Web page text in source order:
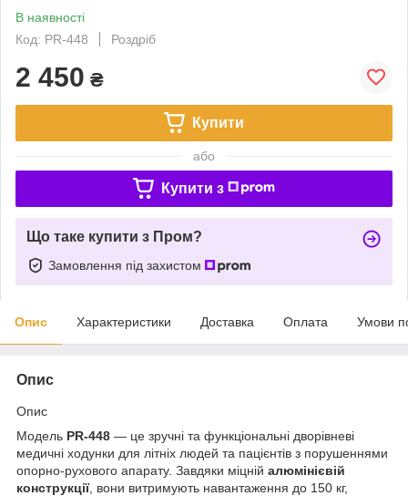
В наявності
Код: PR-448
Роздріб
2 450 ₴
Купити
або
Купити з
Що таке купити з Пром?
Замовлення під захистом
Опис Характеристики Доставка Оплата Умови
Опис
Опис
Модель PR-448 — це зручні та функціональні дворівневі
медичні ходунки для літніх людей та пацієнтів з порушеннями
опорно-рухового апарату. Завдяки міцній алюмінієвій
конструкції, вони витримують навантаження до 150 кг,